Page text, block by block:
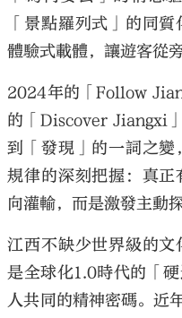
「景點羅列式」的同
體驗式載體，讓遊客從
2024年的「Follow
的「Discover Jiangxi」
到「發現」的一詞之
規律的深刻把握：真
向灌輸，而是激發主動
江西不缺少世界級的
是全球化1.0時代的「
人共同的精神密碼。近